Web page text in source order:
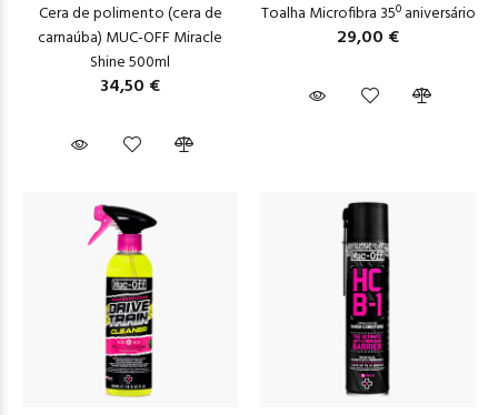
Cera de polimento (cera de
carnaúba) MUC-OFF Miracle
Shine 500ml
34,50 €
Toalha Microfibra 35º aniversário
29,00 €